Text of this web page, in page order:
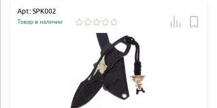
Арт.: SPK002
Товар в наличии